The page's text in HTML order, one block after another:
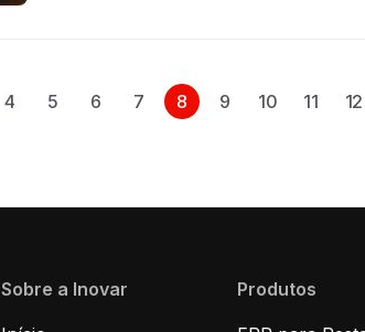
4 5 6 7 8 9 10 11 12
Sobre a Inovar Produtos